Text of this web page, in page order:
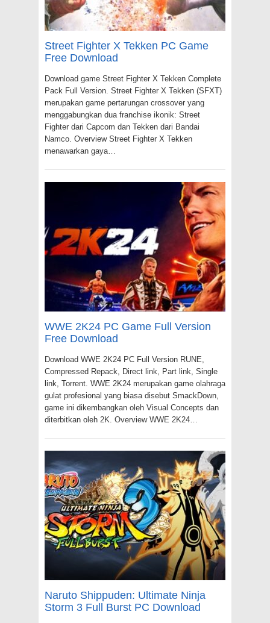
Street Fighter X Tekken PC Game
Free Download
Download game Street Fighter X Tekken Complete
Pack Full Version. Street Fighter X Tekken (SFXT)
merupakan game pertarungan crossover yang
menggabungkan dua franchise ikonik: Street
Fighter dari Capcom dan Tekken dari Bandai
Namco. Overview Street Fighter X Tekken
menawarkan gaya…
WWE 2K24 PC Game Full Version
Free Download
Download WWE 2K24 PC Full Version RUNE,
Compressed Repack, Direct link, Part link, Single
link, Torrent. WWE 2K24 merupakan game olahraga
gulat profesional yang biasa disebut SmackDown,
game ini dikembangkan oleh Visual Concepts dan
diterbitkan oleh 2K. Overview WWE 2K24…
Naruto Shippuden: Ultimate Ninja
Storm 3 Full Burst PC Download